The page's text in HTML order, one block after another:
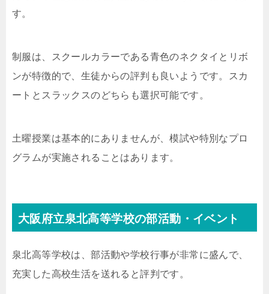
す。
制服は、スクールカラーである青色のネクタイとリボ
ンが特徴的で、生徒からの評判も良いようです。スカ
ートとスラックスのどちらも選択可能です。
土曜授業は基本的にありませんが、模試や特別なプロ
グラムが実施されることはあります。
大阪府立泉北高等学校の部活動・イベント
泉北高等学校は、部活動や学校行事が非常に盛んで、
充実した高校生活を送れると評判です。